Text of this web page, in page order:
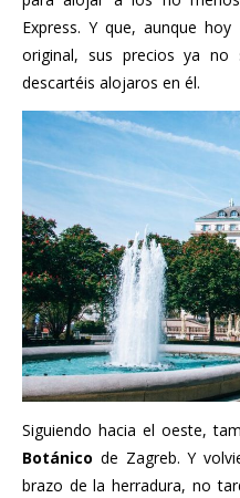
Express. Y que, aunque
original, sus precios ya
descartéis alojaros en él.
Siguiendo hacia el oeste,
Botánico de Zagreb. Y
brazo de la herradura, no